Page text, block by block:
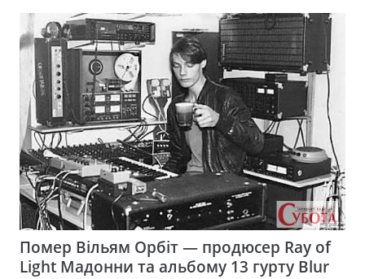
Помер Вільям Орбіт — продюсер Ray of
Light Мадонни та альбому 13 гурту Blur